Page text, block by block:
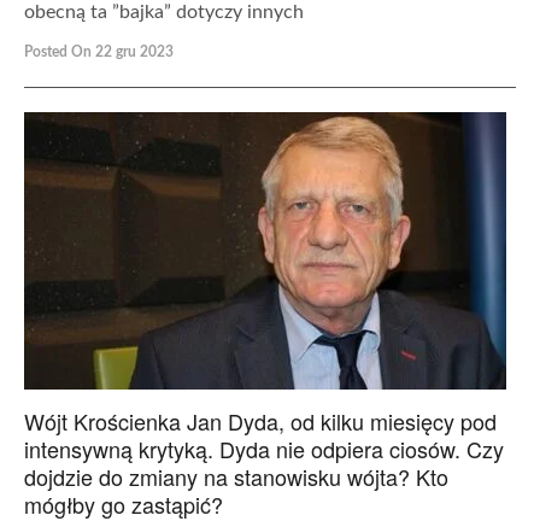
obecną ta ”bajka” dotyczy innych
Posted On 22 gru 2023
Wójt Krościenka Jan Dyda, od kilku miesięcy pod
intensywną krytyką. Dyda nie odpiera ciosów. Czy
dojdzie do zmiany na stanowisku wójta? Kto
mógłby go zastąpić?